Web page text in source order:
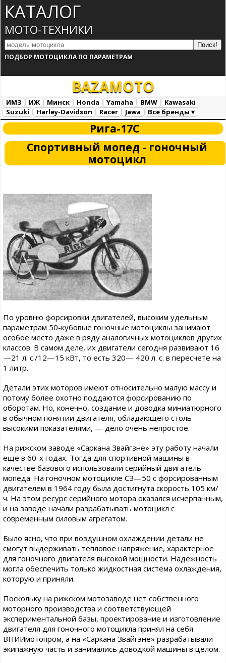
КАТАЛОГ
МОТО-ТЕХНИКИ
ПОДБОР МОТОЦИКЛА ПО ПАРАМЕТРАМ
BAZAMOTO
ИМЗ ИЖ Минск Honda Yamaha BMW
Kawasaki
Suzuki
Harley-Davidson Racer Jawa
Все бренды ▾
Все марки
Загрузка...
Рига-17С
Спортивный мопед - гоночный
мотоцикл
По уровню форсировки двигателей, высоким удельным
параметрам 50-кубовые гоночные мотоциклы занимают
особое место даже в ряду аналогичных мотоциклов других
классов. В самом деле, их двигатели сегодня развивают 16
—21 л. с./12—15 кВт, то есть 320— 420 л. с. в пересчете на
1 литр.
Детали этих моторов имеют относительно малую массу и
потому более охотно поддаются форсированию по
оборотам. Но, конечно, создание и доводка миниатюрного
в обычном понятии двигателя, обладающего столь
высокими показателями, — дело очень непростое.
На рижском заводе «Саркана Звайгзне» эту работу начали
еще в 60-х годах. Тогда для спортивной машины в
качестве базового использовали серийный двигатель
мопеда. На гоночном мотоцикле СЗ—50 с форсированным
двигателем в 1964 году была достигнута скорость 105 км/
ч. На этом ресурс серийного мотора оказался исчерпанным,
и на заводе начали разрабатывать мотоцикл с
современным силовым агрегатом.
Было ясно, что при воздушном охлаждении детали не
смогут выдерживать тепловое напряжение, характерное
для гоночного двигателя высокой мощности. Надежность
могла обеспечить только жидкостная система охлаждения,
которую и приняли.
Поскольку на рижском мотозаводе нет собственного
моторного производства и соответствующей
экспериментальной базы, проектирование и изготовление
двигателя для гоночного мотоцикла принял на себя
ВНИИмотопром, а на «Саркана Звайгэне» разрабатывали
экипажную часть и занимались доводкой машины в целом.